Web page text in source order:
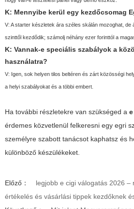
K: Mennyibe kerül egy kezdőcsomag
V: A starter készletek ára széles skálán mozoghat, de
szinttől kezdődik; számolj néhány ezer forinttól a
K: Vannak-e speciális szabályok a
használatra?
V: Igen, sok helyen tilos beltéren és zárt közösségi
a helyi szabályokat és a többi embert.
Ha további részletekre van szükséged a
érdemes közvetlenül felkeresni egy egri
személyre szabott tanácsot kaphatsz és
különböző készülékeket.
Előző：
legjobb e cigi válogatás 2026
értékelés és vásárlási tippek kezdőknek